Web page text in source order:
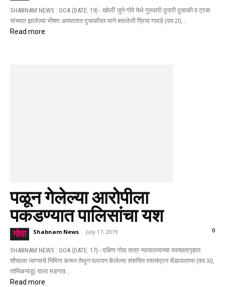
SHABNAM NEWS : GOA (DATE. 19) - खोर्ली जुने गोवे येथे गुरुवारी दुपारी दुचाकी व ट्रक
यांच्यात झालेल्या भीषण अपघातात दुचाकीवर मागे बसलेली प्रिया गावडे (वय 20,...
Read more
पळून गेलेल्या आरोपीला
पकडण्यात पालिसांचा यश
गोवा Shabnam News - July 17, 2019 0
SHABNAM NEWS : GOA (DATE. 17) - दक्षिण गोवा सत्र न्यायालयाच्या स्वच्छतागृहात
शौचाला जाण्याचे निमित्त करून तेथून पलायन केलेल्या संशयित रामचंद्रन चेंडायलाप्पा (वय 30,
तामिळनाडू) याला मडगाव...
Read more